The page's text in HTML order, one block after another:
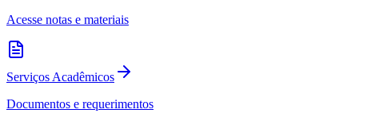
Acesse notas e materiais
Serviços Acadêmicos
Documentos e requerimentos